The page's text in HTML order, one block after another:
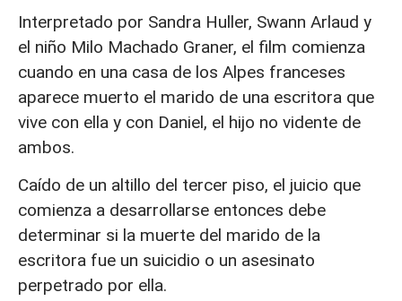
Interpretado por Sandra Huller, Swann Arlaud y
el niño Milo Machado Graner, el film comienza
cuando en una casa de los Alpes franceses
aparece muerto el marido de una escritora que
vive con ella y con Daniel, el hijo no vidente de
ambos.
Caído de un altillo del tercer piso, el juicio que
comienza a desarrollarse entonces debe
determinar si la muerte del marido de la
escritora fue un suicidio o un asesinato
perpetrado por ella.